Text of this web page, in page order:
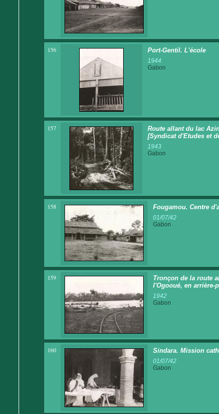
156 Port-Gentil. L'école
1944
Gabon
157
Route allant du lac
[Syndicat d'Etudes et
1943
Gabon
158 Fougamou. Centre
01/07/42
Gabon
159
Tronçon de la route
l'Ogooué, en arrière-
1942
Gabon
160 Sindara. Mission
01/07/42
Gabon